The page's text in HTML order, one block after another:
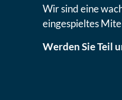
Wir sind eine
eingespieltes
Werden Sie Teil